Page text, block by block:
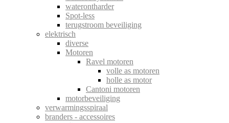
waterontharder
Spot-less
terugstroom beveiliging
elektrisch
diverse
Motoren
Ravel motoren
volle as motoren
holle as motor
Cantoni motoren
motorbeveiliging
verwarmingsspiraal
branders - accessoires